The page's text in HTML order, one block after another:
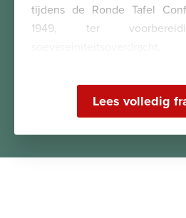
tijdens de Ronde Tafel
1949, ter
Lees volledig